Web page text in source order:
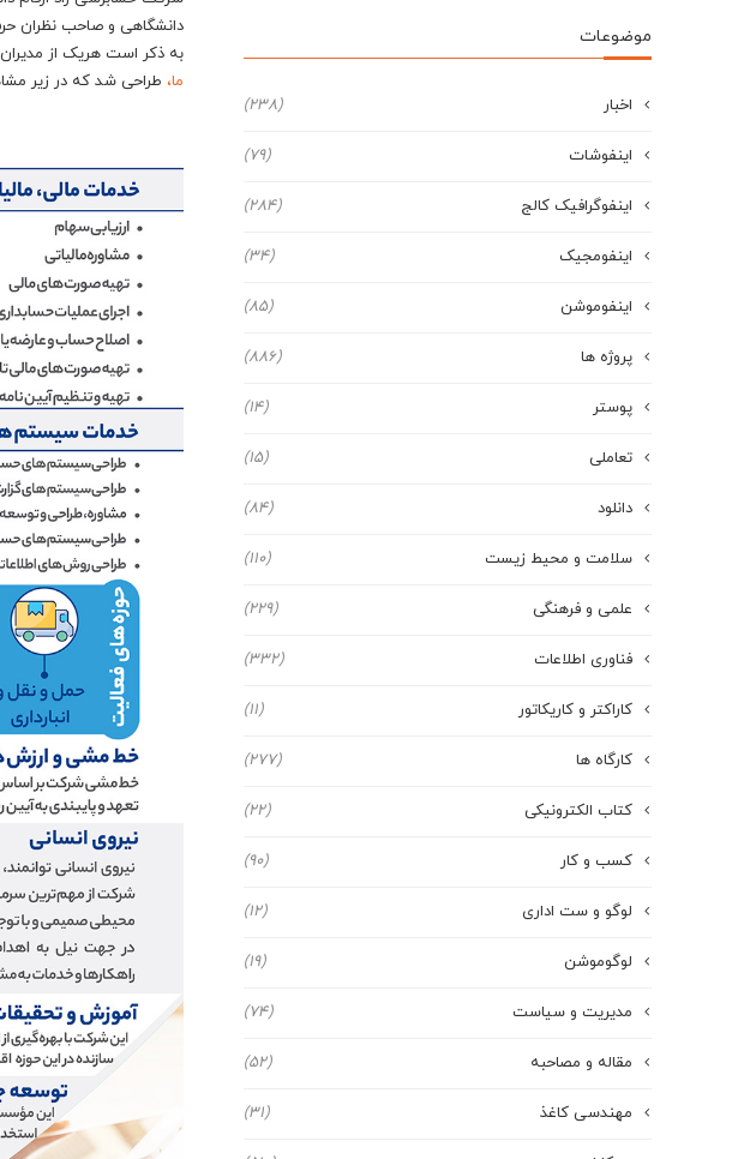
دانشگاهی و صاحب نظران
به ذکر است هریک از
ما، طراحی شد که در زیر
موضوعات
اخبار (238)
اینفوشات (79)
اینفوگرافیک کالج (284)
اینفومجیک (34)
اینفوموشن (85)
پروژه ها (886)
پوستر (14)
تعاملی (15)
دانلود (84)
سلامت و محیط زیست (110)
علمی و فرهنگی (229)
فناوری اطلاعات (332)
کاراکتر و کاریکاتور (11)
کارگاه ها (277)
کتاب الکترونیکی (22)
کسب و کار (90)
لوگو و ست اداری (12)
لوگوموشن (19)
مدیریت و سیاست (74)
مقاله و مصاحبه (52)
مهندسی کاغذ (31)